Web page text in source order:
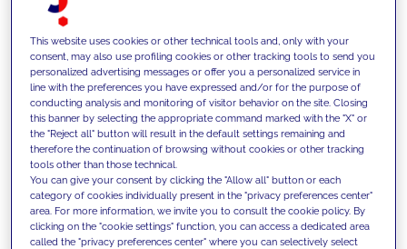
Optimierung von
Distributionsmodellen,
Vertriebsnetzwerken und Go-to-
Market-Ansätzen. Dabei nutzen
wir moderne Analysen und
Location Intelligence, um
Abdeckung, Performance und
Ressourceneinsatz gezielt zu
This website uses cookies or other technical tools and, only with your
consent, may also use profiling cookies or other tracking tools to send you
personalized advertising messages or offer you a personalized service in
line with the preferences you have expressed and/or for the purpose of
conducting analysis and monitoring of visitor behavior on the site. Closing
this banner by selecting the appropriate command marked with the "X" or
the "Reject all" button will result in the default settings remaining and
therefore the continuation of browsing without cookies or other tracking
tools other than those technical.
You can give your consent by clicking the "Allow all" button or each
category of cookies individually present in the "privacy preferences center"
area. For more information, we invite you to consult the cookie policy. By
clicking on the "cookie settings" function, you can access a dedicated area
called the "privacy preferences center" where you can selectively select